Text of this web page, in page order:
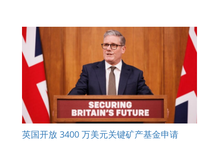
英国开放 3400 万美元关键矿产基金申请